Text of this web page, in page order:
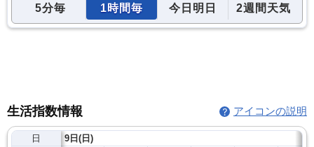
5分毎 1時間毎 今日明日 2週間天気
生活指数情報 アイコンの説明
日
9日(日)